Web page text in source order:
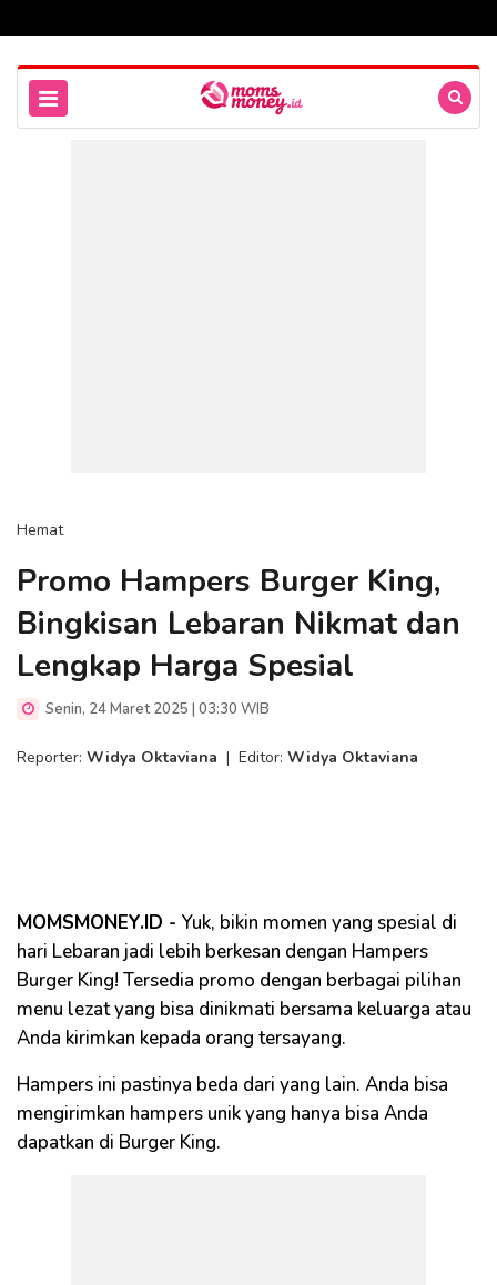
Hemat
Promo Hampers Burger King,
Bingkisan Lebaran Nikmat dan
Lengkap Harga Spesial
Senin, 24 Maret 2025 | 03:30 WIB
Reporter: Widya Oktaviana | Editor: Widya Oktaviana
MOMSMONEY.ID - Yuk, bikin momen yang spesial di
hari Lebaran jadi lebih berkesan dengan Hampers
Burger King! Tersedia promo dengan berbagai pilihan
menu lezat yang bisa dinikmati bersama keluarga atau
Anda kirimkan kepada orang tersayang.
Hampers ini pastinya beda dari yang lain. Anda bisa
mengirimkan hampers unik yang hanya bisa Anda
dapatkan di Burger King.